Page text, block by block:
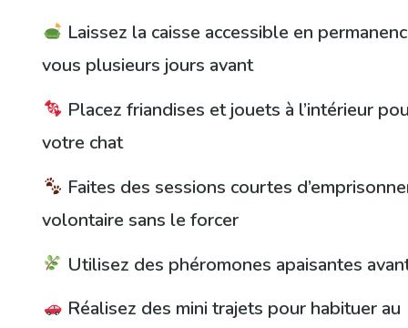
Laissez la caisse accessible en
vous plusieurs jours avant
Placez friandises et jouets à l’intérieur
votre chat
Faites des sessions courtes
volontaire sans le forcer
Utilisez des phéromones apaisantes
Réalisez des mini trajets pour habituer au